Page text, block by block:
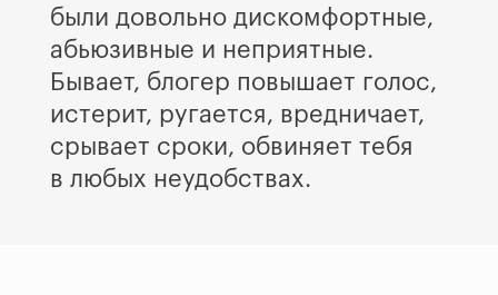
были довольно дискомфортные,
абьюзивные и неприятные.
Бывает, блогер повышает голос,
истерит, ругается, вредничает,
срывает сроки, обвиняет тебя
в любых неудобствах.